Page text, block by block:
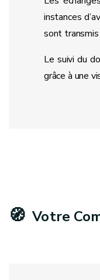
instances
sont
Le suivi du
grâce à une
🧭 Votre